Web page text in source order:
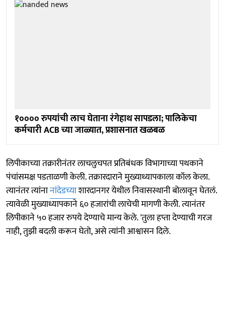
१०००० रुपयांची लाच घेताना रंगेहाथ सापडला; पालिकेचा
कर्मचारी ACB च्या जाळ्यात, प्रशासनात खळबळ
लिपीकाच्या तक्रारीनंतर लाचलुचपत प्रतिबंधक विभागाच्या पथकाने
पंचांसमक्ष पडताळणी केली. तक्रारदाराने मुख्याध्यापकाला कॉल केला.
त्यानंतर त्यांनानांदेडच्याशारदानगर येथील निवासस्थानी बोलावून घेतलं.
त्यावेळी मुख्याध्यापकाने ६० हजारांची लाचेची मागणी केली. त्यानंतर
लिपीकाने ५० हजार रुपये देण्याचे मान्य केले. 'तुला हप्ता देण्याची गरज
नाही, तुझी बदली करून घेतो, असे त्यांनी आश्वासन दिले.